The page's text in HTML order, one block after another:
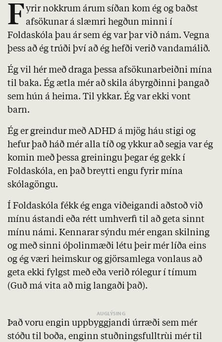
Fyrir nokkrum árum síðan kom ég og baðst
afsökunar á slæmri hegðun minni í
Foldaskóla þau ár sem ég var þar við nám. Vegna
þess að ég trúði því að ég hefði verið vandamálið.
Ég vil hér með draga þessa afsökunarbeiðni mína
til baka. Ég ætla mér að skila ábyrgðinni þangað
sem hún á heima. Til ykkar. Ég var ekki vont
barn.
Ég er greindur með ADHD á mjög háu stigi og
hefur það háð mér alla tíð og ykkur að segja var ég
komin með þessa greiningu þegar ég gekk í
Foldaskóla, en það breytti engu fyrir mína
skólagöngu.
Í Foldaskóla fékk ég enga viðeigandi aðstoð við
mínu ástandi eða rétt umhverfi til að geta sinnt
mínu námi. Kennarar sýndu mér engan skilning
og með sinni óþolinmæði létu þeir mér líða eins
og ég væri heimskur og gjörsamlega vonlaus að
geta ekki fylgst með eða verið rólegur í tímum
(Guð má vita að mig langaði það).
Það voru engin uppbyggjandi úrræði sem mér
stóðu til boða, enginn stuðningsfulltrùi mér til